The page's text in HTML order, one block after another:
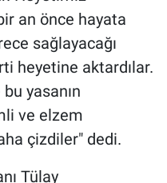
an önce hayata
sağlayacağı
heyetine aktardılar.
yasanın
ve elzem
çizdiler" dedi.
Tülay